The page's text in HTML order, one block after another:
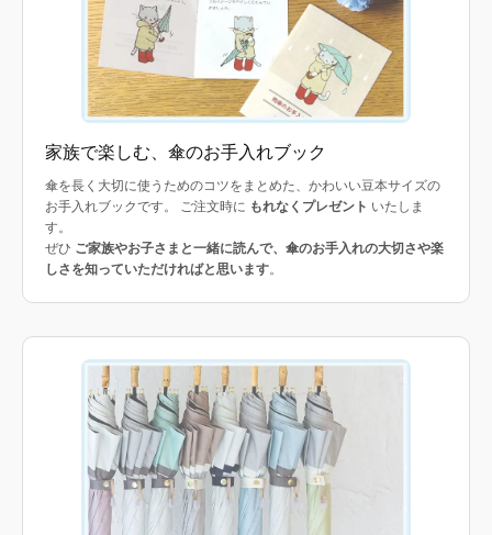
家族で楽しむ、傘のお手入れブック
傘を長く大切に使うためのコツをまとめた、かわいい豆本サイズの
お手入れブックです。 ご注文時に もれなくプレゼント いたしま
す。
ぜひ ご家族やお子さまと一緒に読んで、傘のお手入れの大切さや楽
しさを知っていただければと思います。